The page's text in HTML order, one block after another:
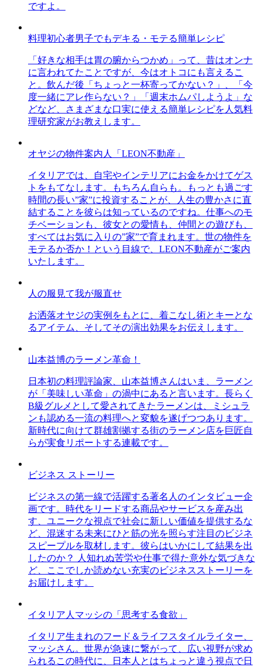
ですよ。
料理初心者男子でもデキる・モテる簡単レシピ
「好きな相手は胃の腑からつかめ」って、昔はオンナ
に言われてたことですが、今はオトコにも言えるこ
と。飲んだ後「ちょっと一杯寄ってかない？」、「今
度一緒にアレ作らない？」「週末ホムパしようよ」な
どなど、さまざまな口実に使える簡単レシピを人気料
理研究家がお教えします。
オヤジの物件案内人「LEON不動産」
イタリアでは、自宅やインテリアにお金をかけてゲス
トをもてなします。もちろん自らも。もっとも過ごす
時間の長い”家”に投資することが、人生の豊かさに直
結することを彼らは知っているのですね。仕事へのモ
チベーションも、彼女との愛情も、仲間との遊びも、
すべてはお気に入りの”家”で育まれます。世の物件を
モテるか否か！という目線で、LEON不動産がご案内
いたします。
人の服見て我が服直せ
お洒落オヤジの実例をもとに、着こなし術とキーとな
るアイテム、そしてその演出効果をお伝えします。
山本益博のラーメン革命！
日本初の料理評論家、山本益博さんはいま、ラーメン
が「美味しい革命」の渦中にあると言います。長らく
B級グルメとして愛されてきたラーメンは、ミシュラ
ンも認める一流の料理へと変貌を遂げつつあります。
新時代に向けて群雄割拠する街のラーメン店を巨匠自
らが実食リポートする連載です。
ビジネス ストーリー
ビジネスの第一線で活躍する著名人のインタビュー企
画です。時代をリードする商品やサービスを産み出
す、ユニークな視点で社会に新しい価値を提供するな
ど、混迷する未来にひと筋の光を照らす注目のビジネ
スピープルを取材します。彼らはいかにして結果を出
したのか？ 人知れぬ苦労や仕事で得た意外な気づきな
ど、ここでしか読めない充実のビジネスストーリーを
お届けします。
イタリア人マッシの「思考する食欲」
イタリア生まれのフード＆ライフスタイルライター、
マッシさん。世界が急速に繋がって、広い視野が求め
られるこの時代に、日本人とはちょっと違う視点で日